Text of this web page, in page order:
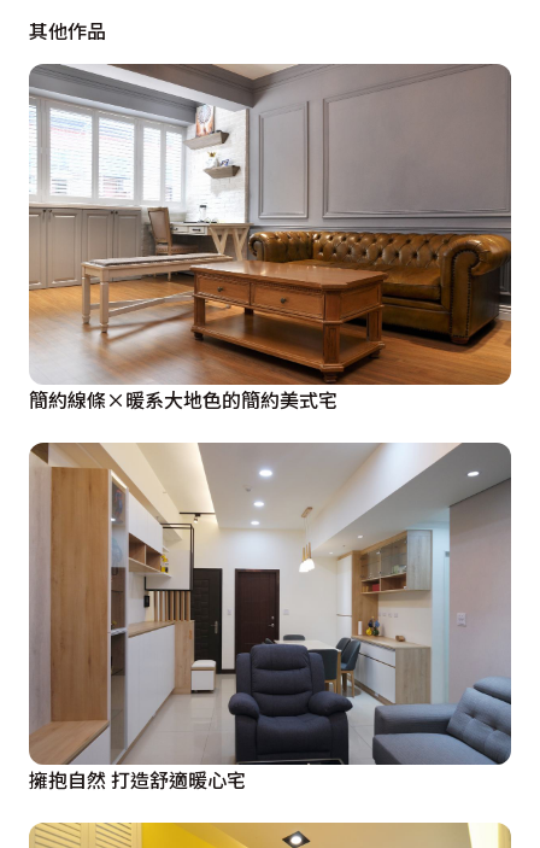
其他作品
簡約線條×暖系大地色的簡約美式宅
擁抱自然 打造舒適暖心宅